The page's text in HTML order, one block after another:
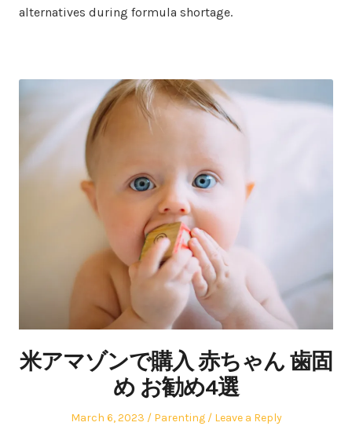
alternatives during formula shortage.
米アマゾンで購入 赤ちゃん 歯固
め お勧め4選
Posted
March 6, 2023
Posted
Parenting Leave a Reply